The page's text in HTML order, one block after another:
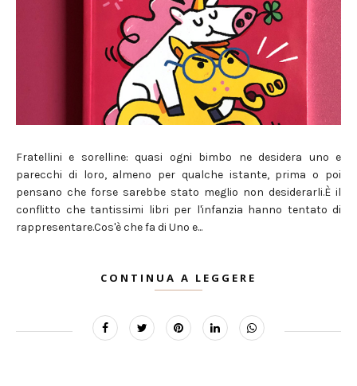
Fratellini e sorelline: quasi ogni bimbo ne desidera uno e
parecchi di loro, almeno per qualche istante, prima o poi
pensano che forse sarebbe stato meglio non desiderarli.È il
conflitto che tantissimi libri per l'infanzia hanno tentato di
rappresentare.Cos'è che fa di Uno e...
CONTINUA A LEGGERE